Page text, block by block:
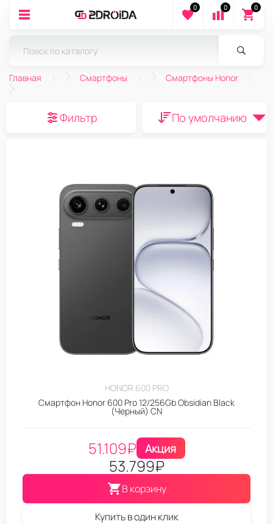
0 0 0
Главная Смартфоны Смартфоны Honor
Фильтр По умолчанию
HONOR 600 PRO
Смартфон Honor 600 Pro 12/256Gb Obsidian Black
(Черный) CN
51.109₽ Акция
53.799₽
В корзину
Купить в один клик